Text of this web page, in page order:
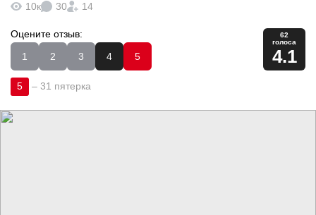
10к
30 14
Оцените отзыв:
1
2 3 4 5
62
голоса
4.1
5 – 31 пятерка